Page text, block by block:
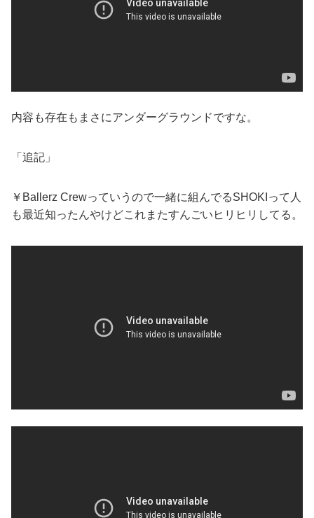
内容も存在もまさにアンダーグラウンドですな。
「追記」
￥Ballerz Crewっていうので一緒に組んでるSHOKIって人
も最近知ったんやけどこれまたすんごいヒリヒリしてる。